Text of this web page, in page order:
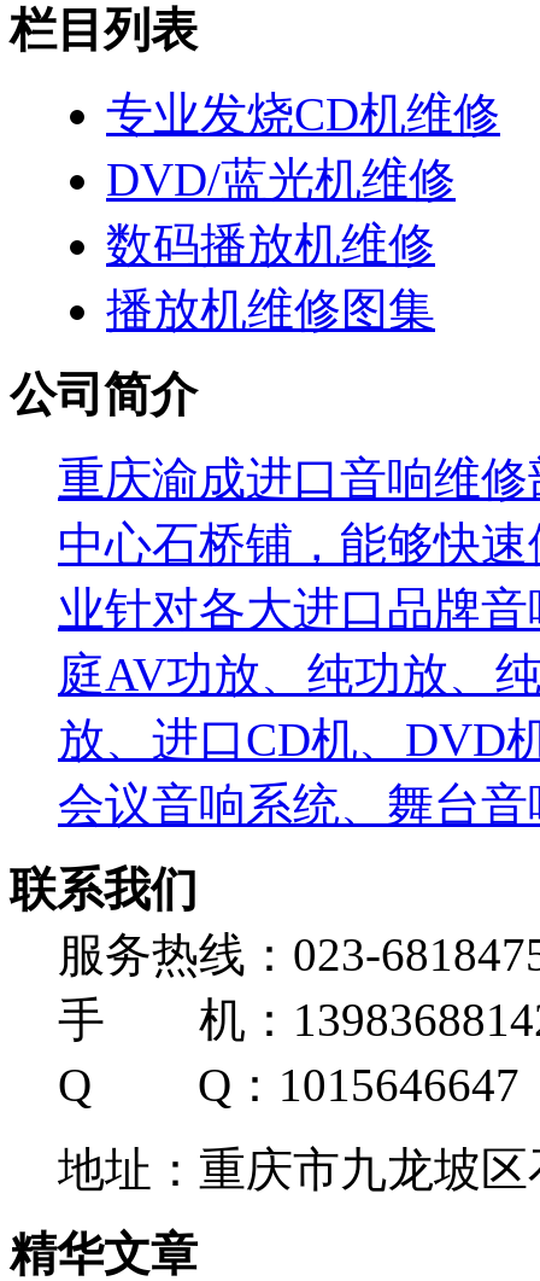
栏目列表
专业发烧CD机维修
DVD/蓝光机维修
数码播放机维修
播放机维修图集
公司简介
重庆渝成进口音响维
中心石桥铺，能够快
业针对各大进口品牌
庭AV功放、纯功放、
放、进口CD机、DVD
会议音响系统、舞台
联系我们
服务热线：023-
手 机：
Q Q：1015646647
地址：重庆市九龙坡
精华文章